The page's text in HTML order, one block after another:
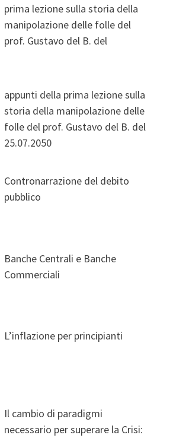
prima lezione sulla storia della
manipolazione delle folle del
prof. Gustavo del B. del
appunti della prima lezione sulla
storia della manipolazione delle
folle del prof. Gustavo del B. del
25.07.2050
Contronarrazione del debito
pubblico
Banche Centrali e Banche
Commerciali
L’inflazione per principianti
Il cambio di paradigmi
necessario per superare la Crisi: